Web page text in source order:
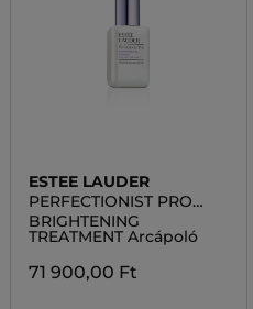
ESTEE LAUDER
PERFECTIONIST PRO
RAPID
BRIGHTENING
TREATMENT Arcápoló
71 900,00 Ft